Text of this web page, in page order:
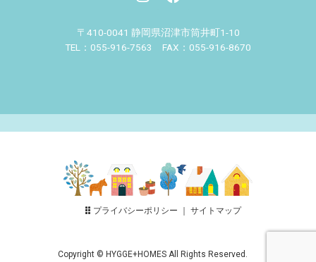
〒410-0041 静岡県沼津市筒井町1-10
TEL：055-916-7563 FAX：055-916-8670
プライバシーポリシー サイトマップ
Copyright © HYGGE+HOMES All Rights Reserved.